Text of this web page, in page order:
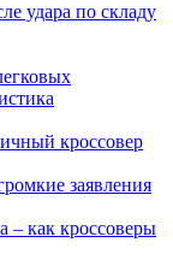
удара по складу
кроссовер
заявления
– как кроссоверы